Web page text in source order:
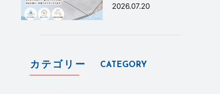
2026.07.20
カテゴリー CATEGORY